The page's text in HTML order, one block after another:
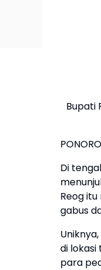
Bupati
Di
Reog
gabus
di
para